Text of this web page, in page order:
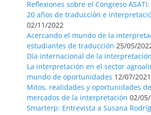
Reflexiones sobre el Congreso
20 años de traducción e
02/11/2022
Acercando el mundo de la
estudiantes de traducción 25/05/
Día internacional de la interpretación
La interpretación en el sector
mundo de oportunidades 12/07/2021
Mitos, realidades y oportunidades
mercados de la interpretación 02/
Smarterp: Entrevista a Susana